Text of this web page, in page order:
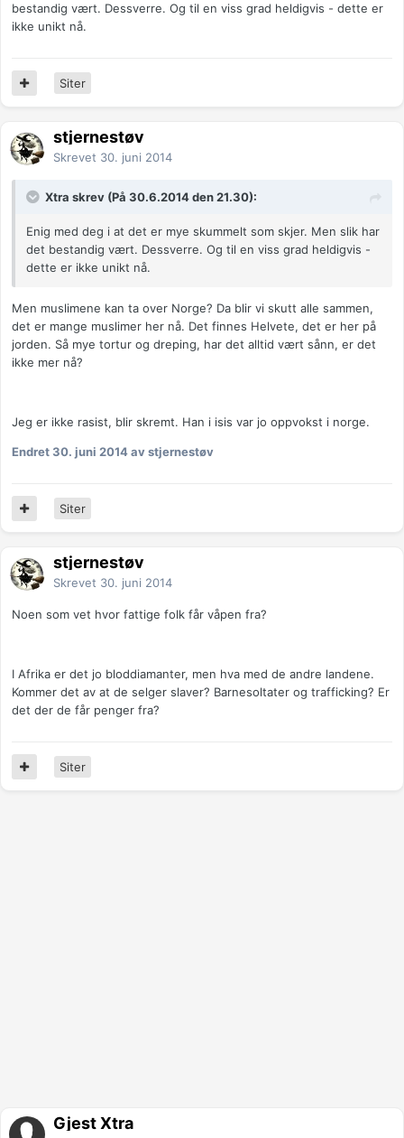
bestandig vært. Dessverre. Og til en viss grad heldigvis - dette er
ikke unikt nå.
Siter
stjernestøv
Skrevet 30. juni 2014
Xtra skrev (På 30.6.2014 den 21.30):
Enig med deg i at det er mye skummelt som skjer. Men slik har
det bestandig vært. Dessverre. Og til en viss grad heldigvis -
dette er ikke unikt nå.
Men muslimene kan ta over Norge? Da blir vi skutt alle sammen,
det er mange muslimer her nå. Det finnes Helvete, det er her på
jorden. Så mye tortur og dreping, har det alltid vært sånn, er det
ikke mer nå?
Jeg er ikke rasist, blir skremt. Han i isis var jo oppvokst i norge.
Endret30. juni 2014av stjernestøv
Siter
stjernestøv
Skrevet 30. juni 2014
Noen som vet hvor fattige folk får våpen fra?
I Afrika er det jo bloddiamanter, men hva med de andre landene.
Kommer det av at de selger slaver? Barnesoltater og trafficking? Er
det der de får penger fra?
Siter
Gjest Xtra